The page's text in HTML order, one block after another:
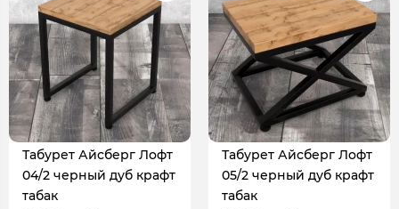
Табурет Айсберг Лофт
04/2 черный дуб крафт
табак
Табурет Айсберг Лофт
05/2 черный дуб крафт
табак